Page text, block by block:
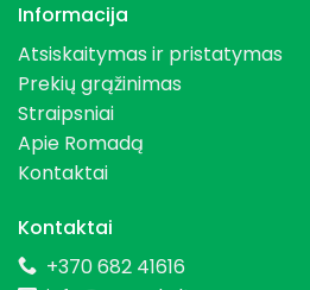
Informacija
Atsiskaitymas ir pristatymas
Prekių grąžinimas
Straipsniai
Apie Romadą
Kontaktai
Kontaktai
+370 682 41616